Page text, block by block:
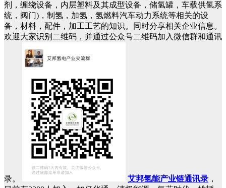
剂，缠绕设备，内层塑料及其成型设备，储氢罐，车载供氢系
统，阀门)，制氢，加氢，氢燃料汽车动力系统等相关的设
备，材料，配件，加工工艺的知识。同时分享相关企业信息。
欢迎大家识别二维码，并通过公众号二维码加入微信群和通讯
录。 艾邦氢能产业链通讯录 ，